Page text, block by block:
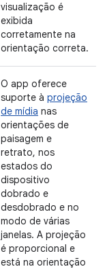
visualização é
exibida
corretamente na
orientação correta.
O app oferece
suporte à projeção
de mídia nas
orientações de
paisagem e
retrato, nos
estados do
dispositivo
dobrado e
desdobrado e no
modo de várias
janelas. A projeção
é proporcional e
está na orientação